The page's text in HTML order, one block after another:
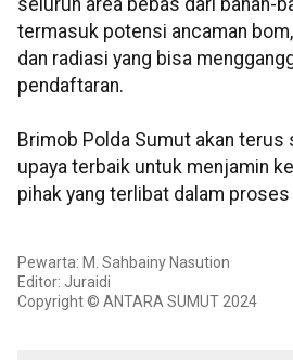
seluruh area bebas dari bahan-
termasuk potensi ancaman
dan radiasi yang bisa
pendaftaran.
Brimob Polda Sumut akan terus
upaya terbaik untuk menjamin
pihak yang terlibat dalam
Pewarta: M. Sahbainy Nasution
Editor: Juraidi
Copyright © ANTARA SUMUT 2024